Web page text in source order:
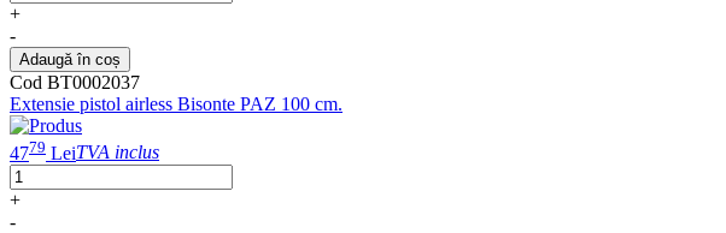
+
-
Adaugă în coș
Cod BT0002037
Extensie pistol airless Bisonte PAZ 100 cm.
4779 LeiTVA inclus
+
-